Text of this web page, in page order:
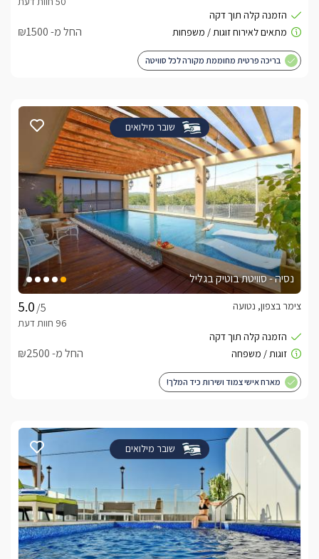
החל מ- ₪1500
בריכה פרטית מחוממת מקורה לכל סוויטה
שובר מילואים
נסיה - סוויטת בוטיק בגליל
/5
צימר בצפון, נטועה
החל מ- ₪2500
מארח אישי צמוד ושירות כיד המלך!
שובר מילואים